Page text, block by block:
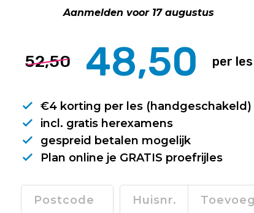
Aanmelden voor 17 augustus
52,50 48,50 per les
€4 korting per les (handgeschakeld)
incl. gratis herexamens
gespreid betalen mogelijk
Plan online je GRATIS proefrijles